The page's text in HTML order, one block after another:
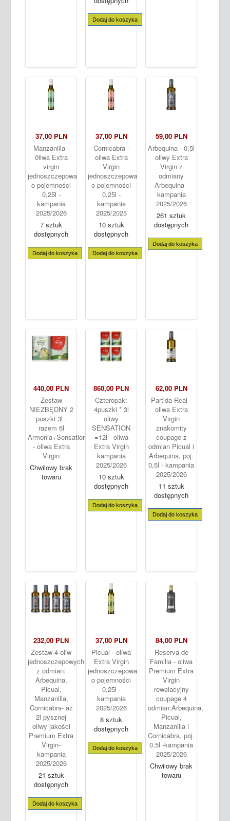
Dodaj do koszyka
37,00 PLN
Manzanilla -
0liwa Extra
virgin
jednoszczepowa
o pojemności
0,25l -
kampania
2025/2026
7 sztuk
dostępnych
Dodaj do koszyka
37,00 PLN
Cornicabra -
oliwa Extra
Virgin
jednoszczepowa
o pojemności
0,25l -
kampania
2025/2025
10 sztuk
dostępnych
Dodaj do koszyka
59,00 PLN
Arbequina - 0,5l
oliwy Extra
Virgin z
odmiany
Arbequina -
kampania
2025/2026
261 sztuk
dostępnych
Dodaj do koszyka
440,00 PLN
Zestaw
NIEZBĘDNY 2
puszki 3l=
razem 6l
Armonia+Sensation
- oliwa Extra
Virgin
Chwilowy brak
towaru
860,00 PLN
Czteropak:
4puszki * 3l
oliwy
SENSATION
=12l - oliwa
Extra Virgin
kampania
2025/2026
10 sztuk
dostępnych
Dodaj do koszyka
62,00 PLN
Partida Real -
oliwa Extra
Virgin
znakomity
coupage z
odmian Picual i
Arbequina, poj.
0,5l - kampania
2025/2026
11 sztuk
dostępnych
Dodaj do koszyka
232,00 PLN
Zestaw 4 oliw
jednoszczepowych
z odmian:
Arbequina,
Picual,
Manzanilla,
Cornicabra- aż
2l pysznej
oliwy jakości
Premium Extra
Virgin-
kampania
2025/2026
21 sztuk
dostępnych
Dodaj do koszyka
37,00 PLN
Picual - oliwa
Extra Virgin
jednoszczepowa
o pojemności
0,25l -
kampania
2025/2026
8 sztuk
dostępnych
Dodaj do koszyka
84,00 PLN
Reserva de
Familia - oliwa
Premium Extra
Virgin
rewelacyjny
coupage 4
odmian:Arbequina,
Picual,
Manzanilla i
Cornicabra, poj.
0,5l -kampania
2025/2026
Chwilowy brak
towaru